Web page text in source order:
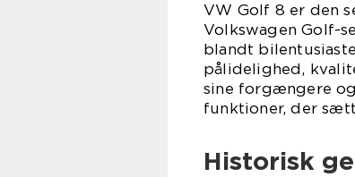
VW Golf 8 er den
Volkswagen Golf-
blandt
pålidelighed,
sine forgængere
funktioner, der
Historisk